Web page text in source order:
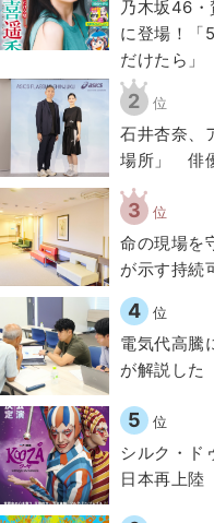
乃木坂46・
に登場！「
だけたら」
2 位
石井杏奈、
場所」 俳
3 位
命の現場を
が示す持続
4 位
電気代高騰
が解説した
5 位
シルク・ド
日本再上